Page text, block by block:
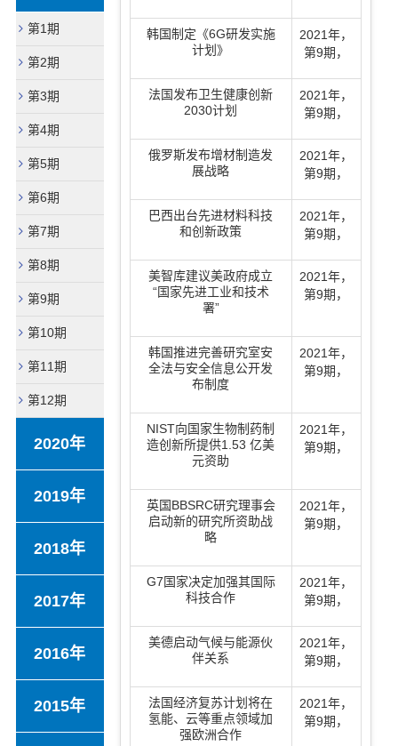
第1期
第2期
第3期
第4期
第5期
第6期
第7期
第8期
第9期
第10期
第11期
第12期
2020年
2019年
2018年
2017年
2016年
2015年
韩国制定《6G研发实施
计划》
2021年，
第9期 ，
法国发布卫生健康创新
2030计划
2021年，
第9期 ，
俄罗斯发布增材制造发
展战略
2021年，
第9期 ，
巴西出台先进材料科技
和创新政策
2021年，
第9期 ，
美智库建议美政府成立
“国家先进工业和技术
署”
2021年，
第9期 ，
韩国推进完善研究室安
全法与安全信息公开发
布制度
2021年，
第9期 ，
NIST向国家生物制药制
造创新所提供1.53 亿美
元资助
2021年，
第9期 ，
英国BBSRC研究理事会
启动新的研究所资助战
略
2021年，
第9期 ，
G7国家决定加强其国际
科技合作
2021年，
第9期 ，
美德启动气候与能源伙
伴关系
2021年，
第9期 ，
法国经济复苏计划将在
氢能、云等重点领域加
强欧洲合作
2021年，
第9期 ，